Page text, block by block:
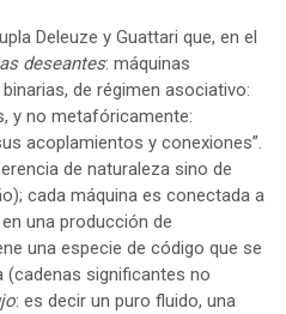
Deleuze y Guattari que, en el
deseantes: máquinas
de régimen asociativo:
y no metafóricamente:
acoplamientos y conexiones”.
de naturaleza sino de
cada máquina es conectada a
una producción de
una especie de código que se
(cadenas significantes no
: es decir un puro fluido, una